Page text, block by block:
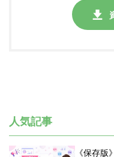
人気記事
《保存